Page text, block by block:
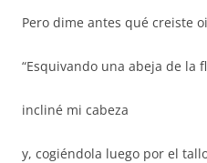
Pero dime antes qué creiste
“Esquivando una abeja de la
incliné mi cabeza
y, cogiéndola luego por el